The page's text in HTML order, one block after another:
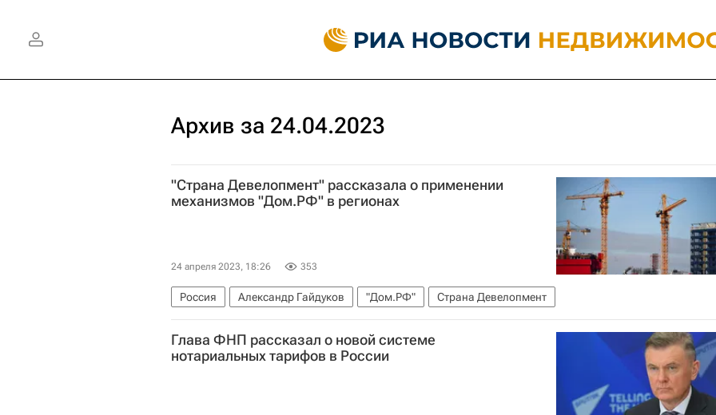
Архив за 24.04.2023
"Страна Девелопмент" рассказала о применении
механизмов "Дом.РФ" в регионах
24 апреля 2023, 18:26 353
Россия Александр Гайдуков "Дом.РФ" Страна Девелопмент
Глава ФНП рассказал о новой системе
нотариальных тарифов в России